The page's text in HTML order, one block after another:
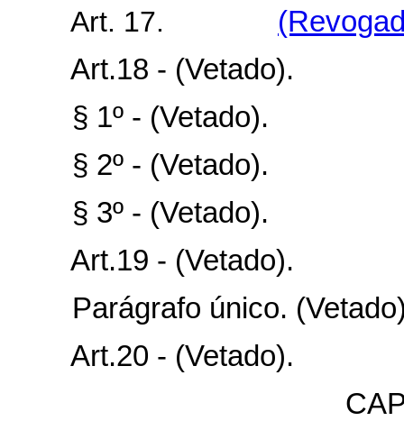
Art. 17.
Art.18 - (Vetado).
§ 1º - (Vetado).
§ 2º - (Vetado).
§ 3º - (Vetado).
Art.19 - (Vetado).
Parágrafo único.
Art.20 - (Vetado).